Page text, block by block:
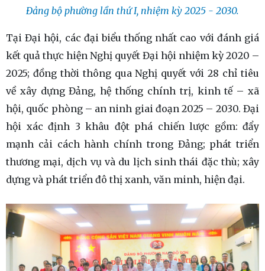
Đảng bộ phường lần thứ I, nhiệm kỳ 2025 - 2030.
Tại Đại hội, các đại biểu thống nhất cao với đánh giá
kết quả thực hiện Nghị quyết Đại hội nhiệm kỳ 2020 –
2025; đồng thời thông qua Nghị quyết với 28 chỉ tiêu
về xây dựng Đảng, hệ thống chính trị, kinh tế – xã
hội, quốc phòng – an ninh giai đoạn 2025 – 2030. Đại
hội xác định 3 khâu đột phá chiến lược gồm: đẩy
mạnh cải cách hành chính trong Đảng; phát triển
thương mại, dịch vụ và du lịch sinh thái đặc thù; xây
dựng và phát triển đô thị xanh, văn minh, hiện đại.